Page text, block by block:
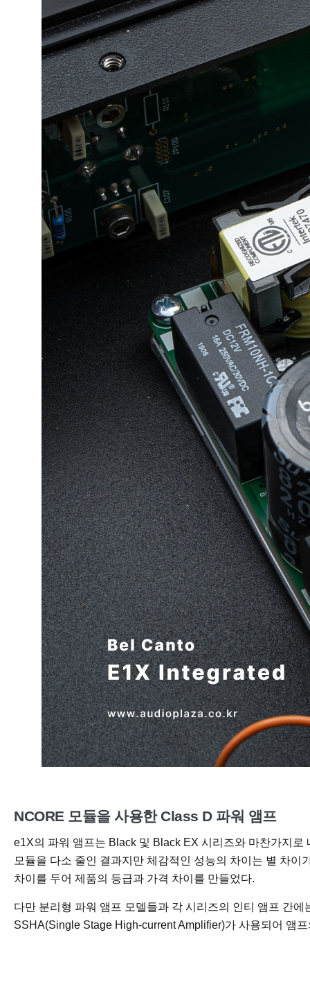
NCORE 모듈을 사용한 Class D 파워 앰프
e1X의 파워 앰프는 Black 및 Black EX 시리즈와 마찬가지
모듈을 다소 줄인 결과지만 체감적인 성능의 차이는 별 차
차이를 두어 제품의 등급과 가격 차이를 만들었다.
다만 분리형 파워 앰프 모델들과 각 시리즈의 인티 앰프 간
SSHA(Single Stage High-current Amplifier)가 사용되어 앰